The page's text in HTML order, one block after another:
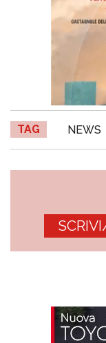
TAG NEWS